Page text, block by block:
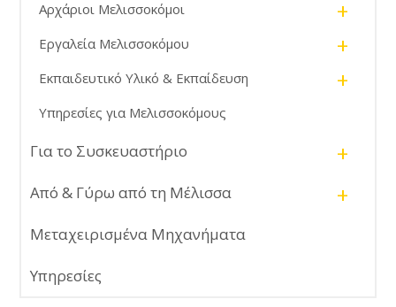
Αρχάριοι Μελισσοκόμοι +
Εργαλεία Μελισσοκόμου +
Εκπαιδευτικό Υλικό & Εκπαίδευση +
Υπηρεσίες για Μελισσοκόμους
Για το Συσκευαστήριο +
Από & Γύρω από τη Μέλισσα +
Μεταχειρισμένα Μηχανήματα
Υπηρεσίες